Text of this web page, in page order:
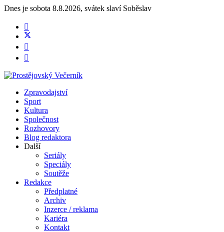
Dnes je sobota 8.8.2026, svátek slaví Soběslav
Zpravodajství
Sport
Kultura
Společnost
Rozhovory
Blog redaktora
Další
Seriály
Speciály
Soutěže
Redakce
Předplatné
Archiv
Inzerce / reklama
Kariéra
Kontakt